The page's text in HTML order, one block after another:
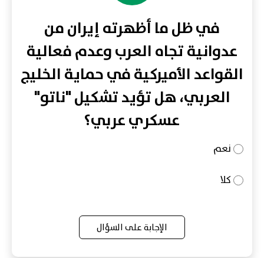
في ظل ما أظهرته إيران من
عدوانية تجاه العرب وعدم فعالية
القواعد الأميركية في حماية الخليج
العربي، هل تؤيد تشكيل "ناتو"
عسكري عربي؟
نعم
كلا
الإجابة على السؤال